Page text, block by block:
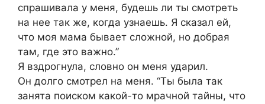
спрашивала у меня, будешь ли ты смотреть
на нее так же, когда узнаешь. Я сказал ей,
что моя мама бывает сложной, но добрая
там, где это важно.”
Я вздрогнула, словно он меня ударил.
Он долго смотрел на меня. “Ты была так
занята поиском какой-то мрачной тайны, что